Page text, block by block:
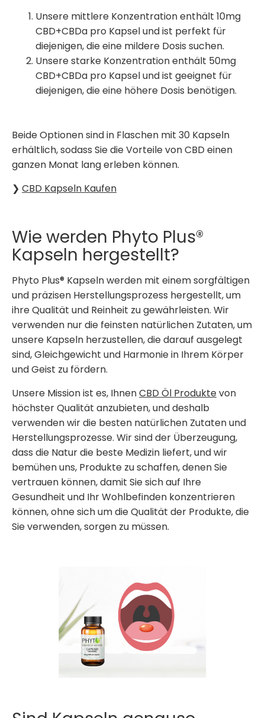
Unsere mittlere Konzentration enthält 10mg
CBD+CBDa pro Kapsel und ist perfekt für
diejenigen, die eine mildere Dosis suchen.
Unsere starke Konzentration enthält 50mg
CBD+CBDa pro Kapsel und ist geeignet für
diejenigen, die eine höhere Dosis benötigen.
Beide Optionen sind in Flaschen mit 30 Kapseln
erhältlich, sodass Sie die Vorteile von CBD einen
ganzen Monat lang erleben können.
❯ CBD Kapseln Kaufen
Wie werden Phyto Plus®
Kapseln hergestellt?
Phyto Plus® Kapseln werden mit einem sorgfältigen
und präzisen Herstellungsprozess hergestellt, um
ihre Qualität und Reinheit zu gewährleisten. Wir
verwenden nur die feinsten natürlichen Zutaten, um
unsere Kapseln herzustellen, die darauf ausgelegt
sind, Gleichgewicht und Harmonie in Ihrem Körper
und Geist zu fördern.
Unsere Mission ist es, IhnenCBD Öl Produktevon
höchster Qualität anzubieten, und deshalb
verwenden wir die besten natürlichen Zutaten und
Herstellungsprozesse. Wir sind der Überzeugung,
dass die Natur die beste Medizin liefert, und wir
bemühen uns, Produkte zu schaffen, denen Sie
vertrauen können, damit Sie sich auf Ihre
Gesundheit und Ihr Wohlbefinden konzentrieren
können, ohne sich um die Qualität der Produkte, die
Sie verwenden, sorgen zu müssen.